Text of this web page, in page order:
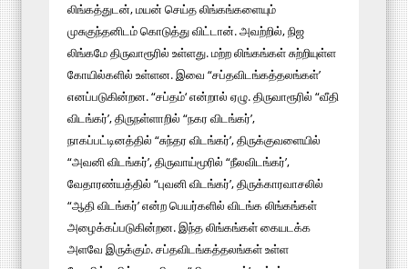
லிங்கத்துடன், மயன் செய்த லிங்கங்களையும்
முசுகுந்தனிடம் கொடுத்து விட்டான். அவற்றில், நிஜ
லிங்கமே திருவாரூரில் உள்ளது. மற்ற லிங்கங்கள் சுற்றியுள்ள
கோயில்களில் உள்ளன. இவை “சப்தவிடங்கத்தலங்கள்’
எனப்படுகின்றன. “சப்தம்‘ என்றால் ஏழு. திருவாரூரில் “வீதி
விடங்கர்’, திருநள்ளாறில் “நகர விடங்கர்’,
நாகப்பட்டினத்தில் “சுந்தர விடங்கர்’, திருக்குவளையில்
“அவனி விடங்கர்’, திருவாய்மூரில் “நீலவிடங்கர்’,
வேதாரண்யத்தில் “புவனி விடங்கர்’, திருக்காரவாசலில்
“ஆதி விடங்கர்’ என்ற பெயர்களில் விடங்க லிங்கங்கள்
அழைக்கப்படுகின்றன. இந்த லிங்கங்கள் கையடக்க
அளவே இருக்கும். சப்தவிடங்கத்தலங்கள் உள்ள